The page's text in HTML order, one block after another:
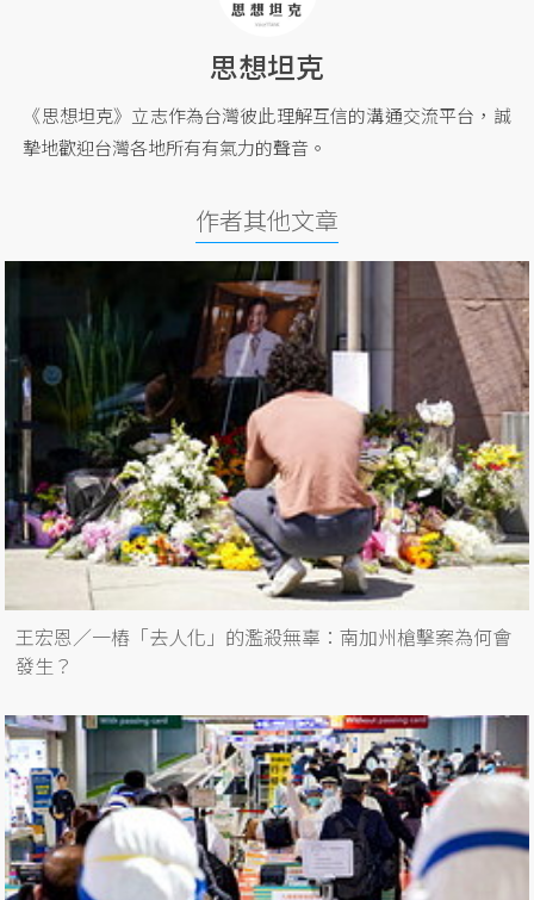
思想坦克
《思想坦克》立志作為台灣彼此理解互信的溝通交流平台，誠
摯地歡迎台灣各地所有有氣力的聲音。
作者其他文章
王宏恩／一樁「去人化」的濫殺無辜：南加州槍擊案為何會
發生？